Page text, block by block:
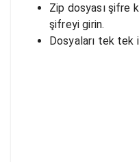
Zip dosyası şifre
şifreyi girin.
Dosyaları tek tek